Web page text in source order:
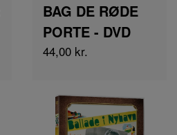
BAG DE RØDE
PORTE - DVD
44,00 kr.